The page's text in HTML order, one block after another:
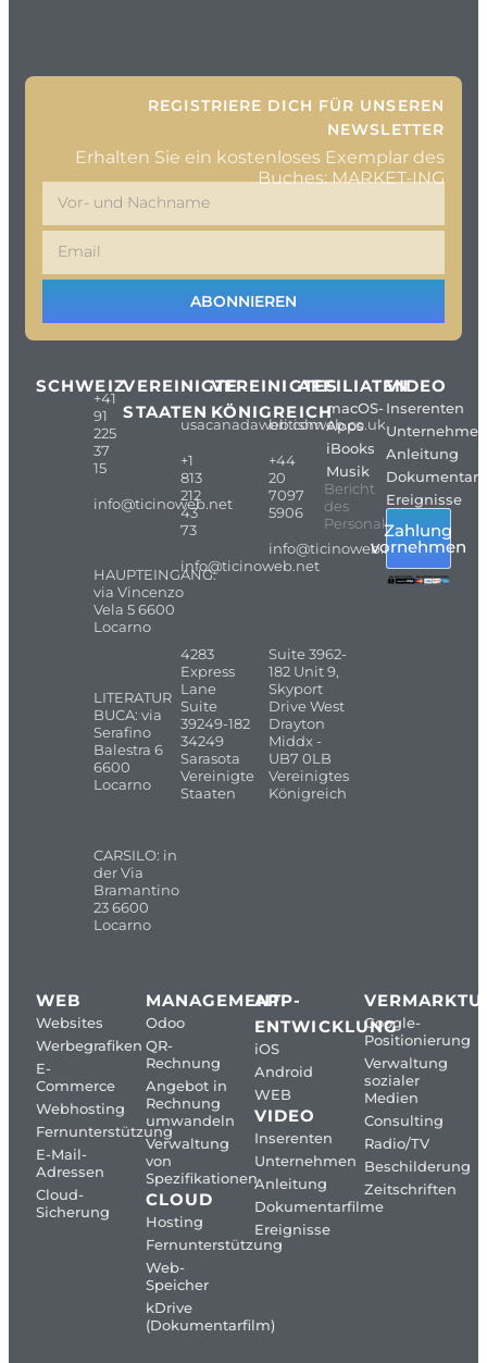
REGISTRIERE DICH FÜR UNSEREN
NEWSLETTER
Erhalten Sie ein kostenloses Exemplar des
Buches: MARKET-ING
ABONNIEREN
SCHWEIZ
+41
91
225
37
15
info@ticinoweb.net
HAUPTEINGANG:
via Vincenzo
Vela 5 6600
Locarno
LITERATUR
BUCA: via
Serafino
Balestra 6
6600
Locarno
CARSILO: in
der Via
Bramantino
23 6600
Locarno
VEREINIGTE
STAATEN
usacanadaweb.com
+1
813
212
43
73
info@ticinoweb.net
4283
Express
Lane
Suite
39249-182
34249
Sarasota
Vereinigte
Staaten
VEREINIGTES
KÖNIGREICH
britishweb.co.uk
+44
20
7097
5906
info@ticinoweb.net
Suite 3962-
182 Unit 9,
Skyport
Drive West
Drayton
Middx -
UB7 0LB
Vereinigtes
Königreich
AFFILIATEN
macOS-
Apps
iBooks
Musik
Bericht
des
Personals
VIDEO
Inserenten
Unternehmen
Anleitung
Ereignisse
Zahlung
vornehmen
WEB
Websites
Werbegrafiken
E-
Commerce
Webhosting
Fernunterstützung
E-Mail-
Adressen
Cloud-
Sicherung
MANAGEMENT
Odoo
QR-
Rechnung
Angebot in
Rechnung
umwandeln
Verwaltung
von
Spezifikationen
CLOUD
Hosting
Fernunterstützung
Web-
Speicher
kDrive
(Dokumentarfilm)
APP-
ENTWICKLUNG
iOS
Android
WEB
VIDEO
Inserenten
Unternehmen
Anleitung
Dokumentarfilme
Ereignisse
Google-
Positionierung
Verwaltung
sozialer
Medien
Consulting
Radio/TV
Beschilderung
Zeitschriften